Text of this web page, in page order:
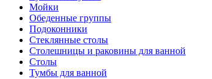
Мойки
Обеденные группы
Подоконники
Стеклянные столы
Столешницы и раковины для ванной
Столы
Тумбы для ванной